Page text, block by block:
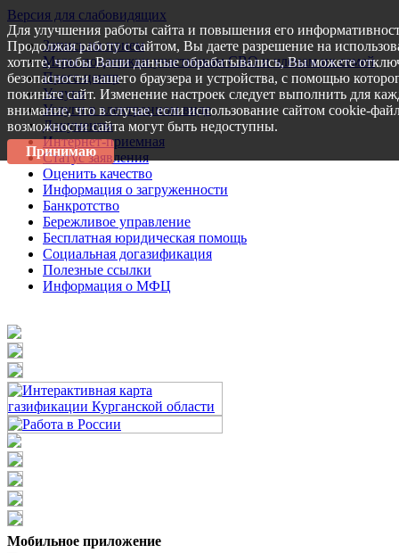
Версия для слабовидящих
Запись на прием
Меры поддержки участникам СВО и членам их семей
Пресс-центр
Услуги
Услуги в электронном виде
Документы
Интернет-приемная
Статус заявления
Оценить качество
Информация о загруженности
Банкротство
Бережливое управление
Бесплатная юридическая помощь
Социальная догазификация
Полезные ссылки
Информация о МФЦ
Мобильное приложение
Для улучшения работы сайта и повышения его
Продолжая работу с сайтом, Вы даете разрешение на
хотите, чтобы Ваши данные обрабатывались, Вы можете
безопасности вашего браузера и устройства, с помощью
покиньте сайт. Изменение настроек следует выполнить для
внимание, что в случае, если использование сайтом cookie-
возможности сайта могут быть недоступны.
Принимаю